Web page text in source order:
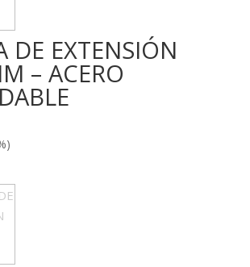
DE EXTENSIÓN
– ACERO